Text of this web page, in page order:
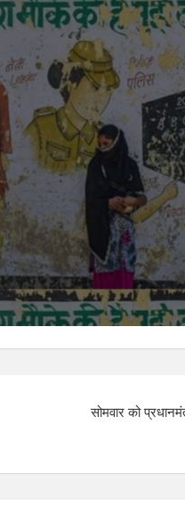
सोमवार को